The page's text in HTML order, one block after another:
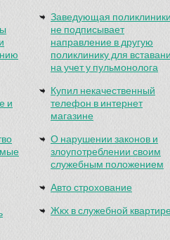
и
Заведующая поликлиники
не подписывает
направление в другую
поликлинику для
на учет у пульмонолога
Купил некачественный
телефон в интернет
магазине
О нарушении законов и
злоупотреблении своим
служебным положением
Авто строхование
Жкх в служебной